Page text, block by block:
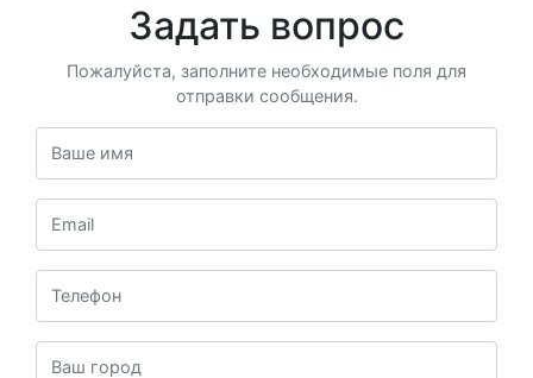
Задать вопрос
Пожалуйста, заполните необходимые поля для
отправки сообщения.